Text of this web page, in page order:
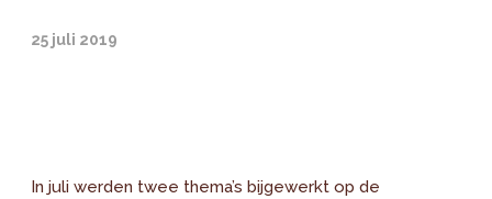
25 juli 2019
In juli werden twee thema’s bijgewerkt op de